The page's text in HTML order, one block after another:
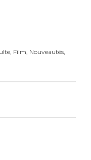
, Film, Nouveautés,